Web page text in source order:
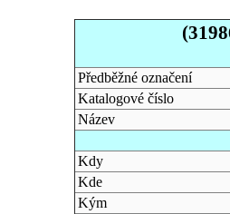
Předběžné označení
Katalogové číslo
Název
Kdy
Kde
Kým